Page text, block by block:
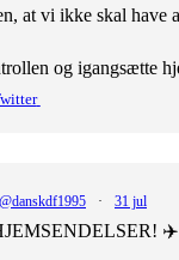
at vi ikke skal
og igangsætte
@danskdf1995 · 31 jul
✈️